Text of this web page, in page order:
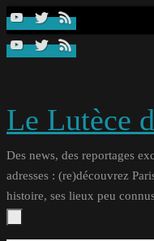
Passer
contenu
Le Lutèce
Des news, des reportages
adresses : (re)découvrez
histoire, ses lieux peu